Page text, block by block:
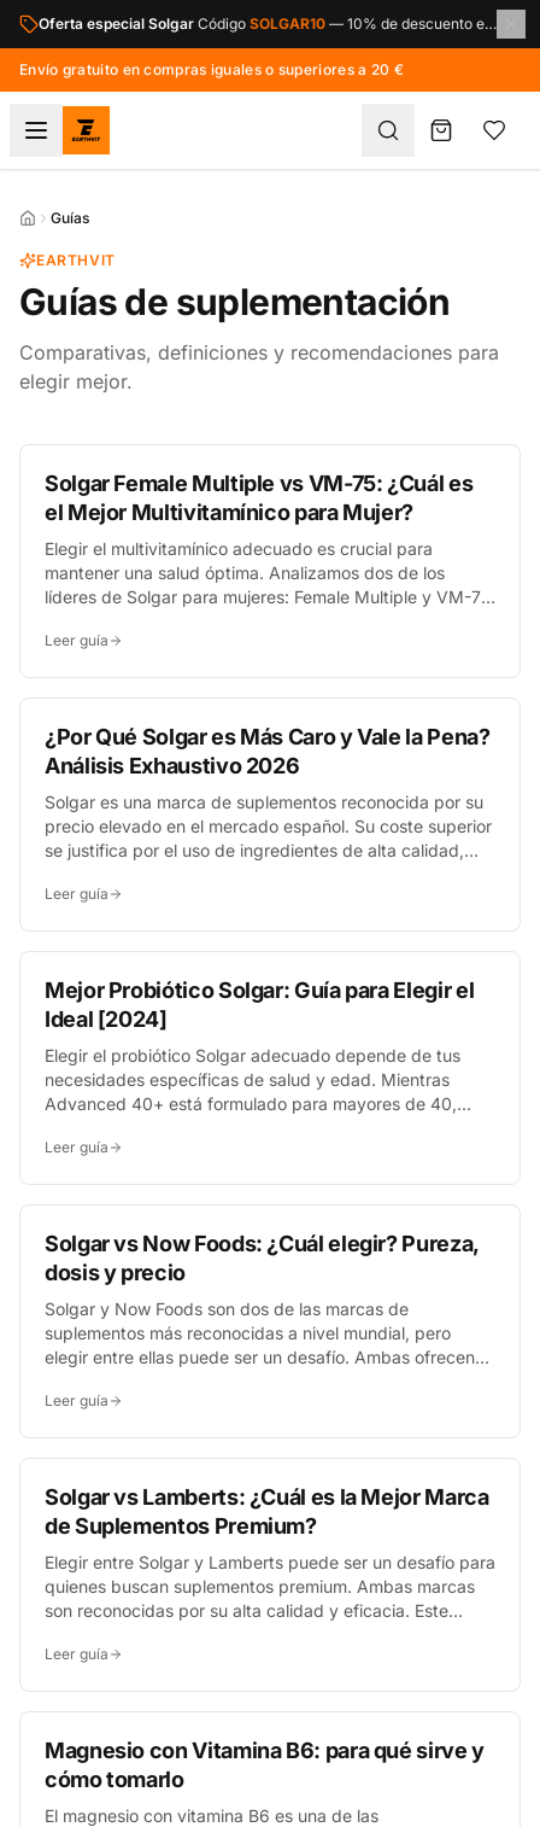
Saltar al contenido principal
Oferta especial Solgar Código SOLGAR10 — 10% de descuento en toda la marca Solgar.
Envío gratuito en compras iguales o superiores a 20 €
Guías
EARTHVIT
Guías de suplementación
Comparativas, definiciones y recomendaciones para
elegir mejor.
Solgar Female Multiple vs VM-75: ¿Cuál es
el Mejor Multivitamínico para Mujer?
Elegir el multivitamínico adecuado es crucial para
mantener una salud óptima. Analizamos dos de los
líderes de Solgar para mujeres: Female Multiple y VM-75.
pensadas para necesidades distintas. Te ayudaremos a
adapta mejor a tu estilo de vida y requerimientos
Leer guía
¿Por Qué Solgar es Más Caro y Vale la Pena?
Análisis Exhaustivo 2026
Solgar es una marca de suplementos reconocida por su
precio elevado en el mercado español. Su coste superior
se justifica por el uso de ingredientes de alta calidad,
en investigación. Determinar si esta inversión merece la
cuanto a pureza y efectividad.
Leer guía
Mejor Probiótico Solgar: Guía para Elegir el
Ideal [2024]
Elegir el probiótico Solgar adecuado depende de tus
necesidades específicas de salud y edad. Mientras
Advanced 40+ está formulado para mayores de 40,
ABC Dophilus es ideal para los más pequeños, cada uno
intestinal.
Leer guía
Solgar vs Now Foods: ¿Cuál elegir? Pureza,
dosis y precio
Solgar y Now Foods son dos de las marcas de
suplementos más reconocidas a nivel mundial, pero
elegir entre ellas puede ser un desafío. Ambas ofrecen
compromiso con la calidad. Este análisis exhaustivo te
dosificación y relación calidad-precio, facilitando tu
Leer guía
Solgar vs Lamberts: ¿Cuál es la Mejor Marca
de Suplementos Premium?
Elegir entre Solgar y Lamberts puede ser un desafío para
quienes buscan suplementos premium. Ambas marcas
son reconocidas por su alta calidad y eficacia. Este
formulación, variedad de productos y precios,
objetivos de salud y bienestar. Descubre qué marca
Leer guía
Magnesio con Vitamina B6: para qué sirve y
cómo tomarlo
El magnesio con vitamina B6 es una de las